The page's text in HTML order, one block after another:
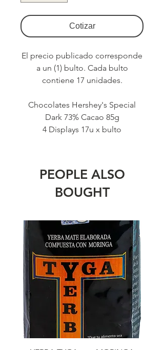
Cotizar
El precio publicado corresponde
a un (1) bulto. Cada bulto
contiene 17 unidades.
Chocolates Hershey's Special
Dark 73% Cacao 85g
4 Displays 17u x bulto
PEOPLE ALSO
BOUGHT